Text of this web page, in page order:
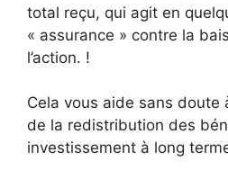
total reçu, qui agit en
« assurance » contre la
l’action. !
Cela vous aide sans doute
de la redistribution des
investissement à long